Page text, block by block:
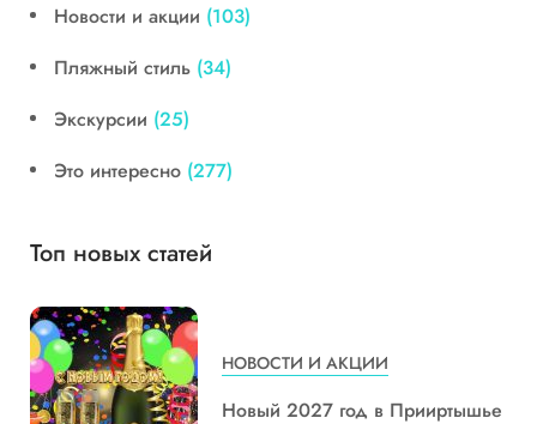
Новости и акции (103)
Пляжный стиль (34)
Экскурсии (25)
Это интересно (277)
Топ новых статей
НОВОСТИ И АКЦИИ
Новый 2027 год в Прииртышье